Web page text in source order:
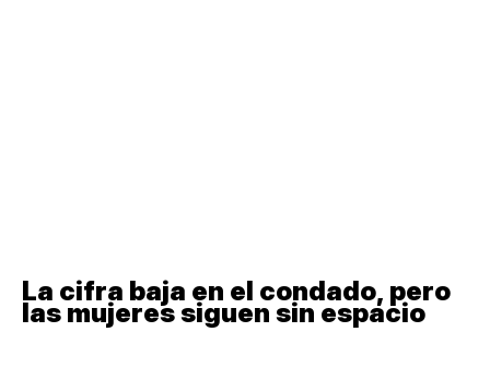
La cifra baja en el condado, pero
las mujeres siguen sin espacio